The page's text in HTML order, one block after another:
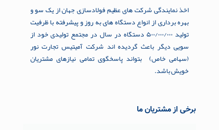
اخذ نمایندگی شرکت های عظیم فولادسازی جهان از یک سو و
بهره برداری از انواع دستگاه های به روز و پیشرفته با ظرفیت
تولید ۵۰۰/۰۰۰/۰۰۰ دستگاه در سال در مجتمع تولیدی خود از
سویی دیگر باعث گردیده اند شرکت آمیتیس تجارت نور
(سهامی خاص) بتواند پاسخگوی تمامی نیازهای مشتریان
خویش باشد.
برخی از مشتریان ما